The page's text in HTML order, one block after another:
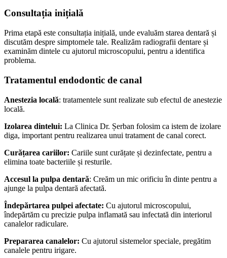
Consultația inițială
Prima etapă este consultația inițială, unde evaluăm starea dentară și
discutăm despre simptomele tale. Realizăm radiografii dentare și
examinăm dintele cu ajutorul microscopului, pentru a identifica
problema.
Tratamentul endodontic de canal
Anestezia locală: tratamentele sunt realizate sub efectul de anestezie
locală.
Izolarea dintelui: La Clinica Dr. Șerban folosim ca istem de izolare
diga, important pentru realizarea unui tratament de canal corect.
Curățarea cariilor: Cariile sunt curățate și dezinfectate, pentru a
elimina toate bacteriile și resturile.
Accesul la pulpa dentară: Creăm un mic orificiu în dinte pentru a
ajunge la pulpa dentară afectată.
Îndepărtarea pulpei afectate: Cu ajutorul microscopului,
îndepărtăm cu precizie pulpa inflamată sau infectată din interiorul
canalelor radiculare.
Prepararea canalelor: Cu ajutorul sistemelor speciale, pregătim
canalele pentru irigare.